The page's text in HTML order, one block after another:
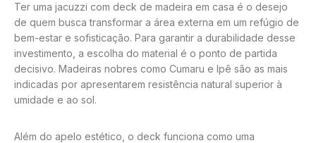
Ter uma jacuzzi com deck de madeira em casa é o desejo
de quem busca transformar a área externa em um refúgio de
bem-estar e sofisticação. Para garantir a durabilidade desse
investimento, a escolha do material é o ponto de partida
decisivo. Madeiras nobres como Cumaru e Ipê são as mais
indicadas por apresentarem resistência natural superior à
umidade e ao sol.
Além do apelo estético, o deck funciona como uma